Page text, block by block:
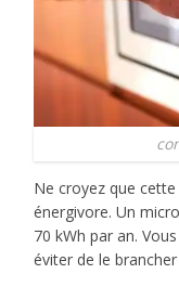
Ne croyez que
énergivore. Un
70 kWh par an.
éviter de le